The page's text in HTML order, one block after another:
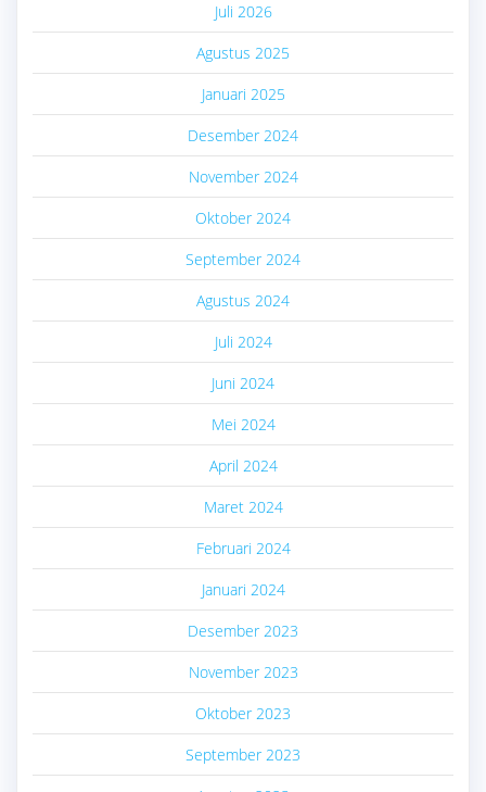
Juli 2026
Agustus 2025
Januari 2025
Desember 2024
November 2024
Oktober 2024
September 2024
Agustus 2024
Juli 2024
Juni 2024
Mei 2024
April 2024
Maret 2024
Februari 2024
Januari 2024
Desember 2023
November 2023
Oktober 2023
September 2023